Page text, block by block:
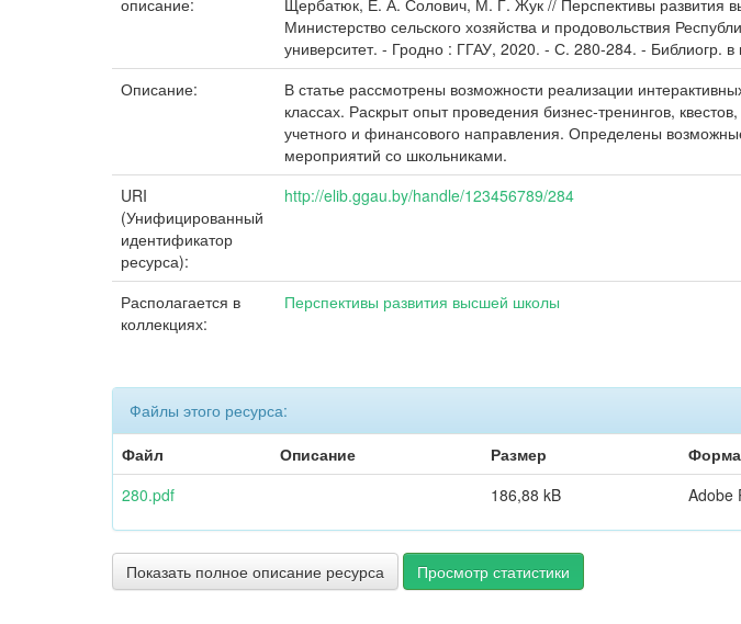
описание:
Щербатюк, Е. А. Солович, М. Г. Жук // Перспективы развития
Министерство сельского хозяйства и продовольствия
университет. - Гродно : ГГАУ, 2020. - С. 280-284. - Библиогр.
Описание:
В статье рассмотрены возможности реализации
классах. Раскрыт опыт проведения бизнес-тренингов,
учетного и финансового направления. Определены
мероприятий со школьниками.
URI
(Унифицированный
идентификатор
ресурса):
http://elib.ggau.by/handle/123456789/284
Располагается в
коллекциях:
Перспективы развития высшей школы
Файлы этого ресурса:
Файл
Описание Размер
280.pdf
186,88 kB Adobe
Показать полное описание ресурса Просмотр статистики